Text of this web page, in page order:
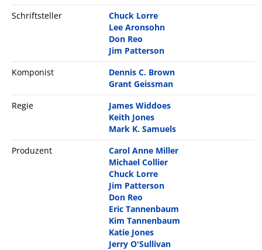
Schriftsteller
Chuck Lorre
Lee Aronsohn
Don Reo
Jim Patterson
Komponist
Dennis C. Brown
Grant Geissman
Regie
James Widdoes
Keith Jones
Mark K. Samuels
Produzent
Carol Anne Miller
Michael Collier
Chuck Lorre
Jim Patterson
Don Reo
Eric Tannenbaum
Kim Tannenbaum
Katie Jones
Jerry O'Sullivan